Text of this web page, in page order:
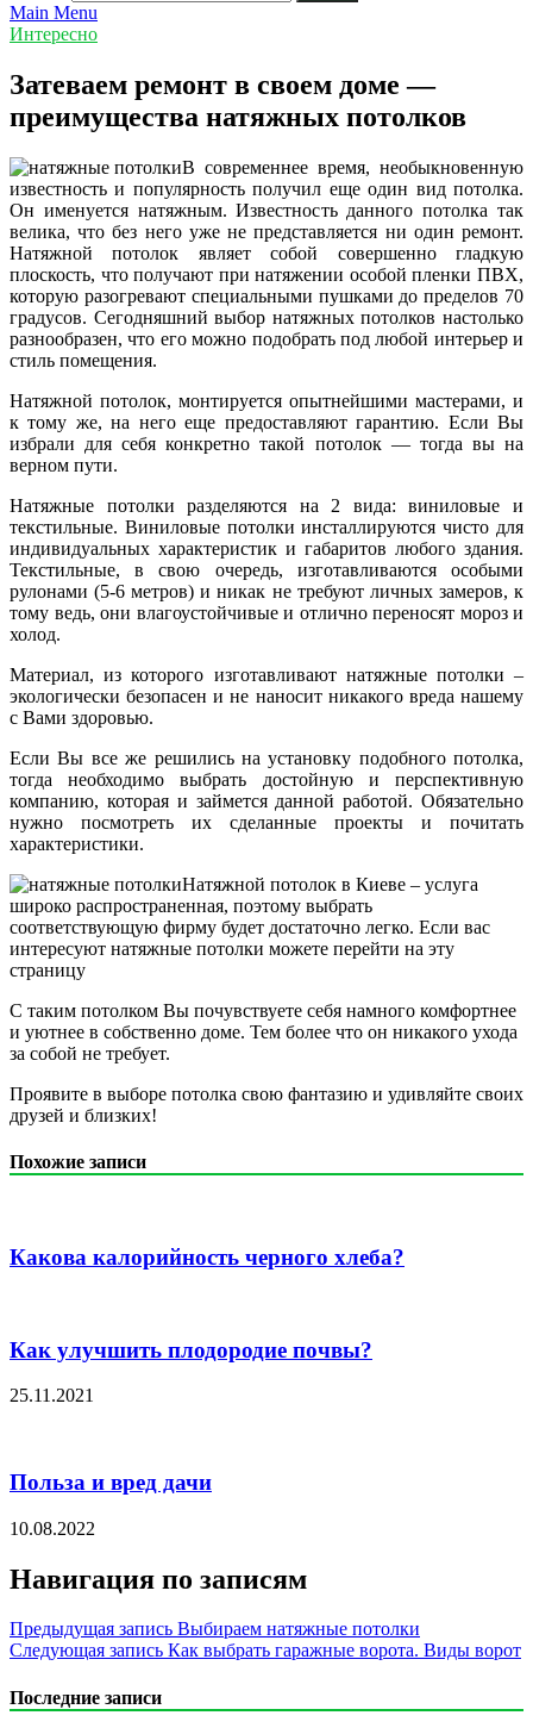
Main Menu
Интересно
Затеваем ремонт в своем доме —
преимущества натяжных потолков
В современнее время, необыкновенную
известность и популярность получил еще один вид потолка.
Он именуется натяжным. Известность данного потолка так
велика, что без него уже не представляется ни один ремонт.
Натяжной потолок являет собой совершенно гладкую
плоскость, что получают при натяжении особой пленки ПВХ,
которую разогревают специальными пушками до пределов 70
градусов. Сегодняшний выбор натяжных потолков настолько
разнообразен, что его можно подобрать под любой интерьер и
стиль помещения.
Натяжной потолок, монтируется опытнейшими мастерами, и
к тому же, на него еще предоставляют гарантию. Если Вы
избрали для себя конкретно такой потолок — тогда вы на
верном пути.
Натяжные потолки разделяются на 2 вида: виниловые и
текстильные. Виниловые потолки инсталлируются чисто для
индивидуальных характеристик и габаритов любого здания.
Текстильные, в свою очередь, изготавливаются особыми
рулонами (5-6 метров) и никак не требуют личных замеров, к
тому ведь, они влагоустойчивые и отлично переносят мороз и
холод.
Материал, из которого изготавливают натяжные потолки –
экологически безопасен и не наносит никакого вреда нашему
с Вами здоровью.
Если Вы все же решились на установку подобного потолка,
тогда необходимо выбрать достойную и перспективную
компанию, которая и займется данной работой. Обязательно
нужно посмотреть их сделанные проекты и почитать
характеристики.
Натяжной потолок в Киеве – услуга
широко распространенная, поэтому выбрать
соответствующую фирму будет достаточно легко. Если вас
интересуют натяжные потолки можете перейти на эту
страницу
С таким потолком Вы почувствуете себя намного комфортнее
и уютнее в собственно доме. Тем более что он никакого ухода
за собой не требует.
Проявите в выборе потолка свою фантазию и удивляйте своих
друзей и близких!
Похожие записи
Какова калорийность черного хлеба?
Как улучшить плодородие почвы?
25.11.2021
Польза и вред дачи
10.08.2022
Навигация по записям
Предыдущая запись Выбираем натяжные потолки
Следующая запись Как выбрать гаражные ворота. Виды ворот
Последние записи